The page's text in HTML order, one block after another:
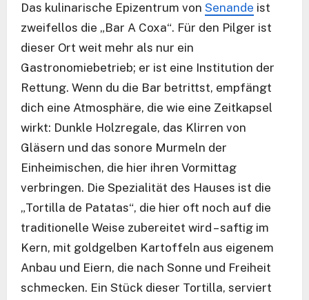
Das kulinarische Epizentrum von Senande ist
zweifellos die „Bar A Coxa“. Für den Pilger ist
dieser Ort weit mehr als nur ein
Gastronomiebetrieb; er ist eine Institution der
Rettung. Wenn du die Bar betrittst, empfängt
dich eine Atmosphäre, die wie eine Zeitkapsel
wirkt: Dunkle Holzregale, das Klirren von
Gläsern und das sonore Murmeln der
Einheimischen, die hier ihren Vormittag
verbringen. Die Spezialität des Hauses ist die
„Tortilla de Patatas“, die hier oft noch auf die
traditionelle Weise zubereitet wird – saftig im
Kern, mit goldgelben Kartoffeln aus eigenem
Anbau und Eiern, die nach Sonne und Freiheit
schmecken. Ein Stück dieser Tortilla, serviert